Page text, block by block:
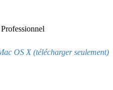
Professionnel
OS X (télécharger seulement)